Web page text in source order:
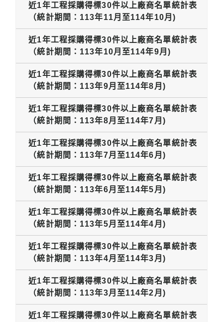
近1年工程採購得標30件以上廠商名單統計表
（統計期間：113年11月至114年10月)
近1年工程採購得標30件以上廠商名單統計表
（統計期間：113年10月至114年9月)
近1年工程採購得標30件以上廠商名單統計表
（統計期間：113年9月至114年8月)
近1年工程採購得標30件以上廠商名單統計表
（統計期間：113年8月至114年7月)
近1年工程採購得標30件以上廠商名單統計表
（統計期間：113年7月至114年6月)
近1年工程採購得標30件以上廠商名單統計表
（統計期間：113年6月至114年5月)
近1年工程採購得標30件以上廠商名單統計表
（統計期間：113年5月至114年4月)
近1年工程採購得標30件以上廠商名單統計表
（統計期間：113年4月至114年3月)
近1年工程採購得標30件以上廠商名單統計表
（統計期間：113年3月至114年2月)
近1年工程採購得標30件以上廠商名單統計表